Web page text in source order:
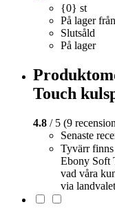
{0} st
På lager
Slutsåld
På lager
Touch
4.8 / 5 (9
Senaste
Tyvärr
Ebony Soft
vad våra
via